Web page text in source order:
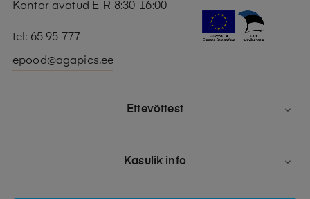
Kontor avatud E-R 8:30-16:00
tel: 65 95 777
epood@agapics.ee
Ettevõttest 
Kasulik info 